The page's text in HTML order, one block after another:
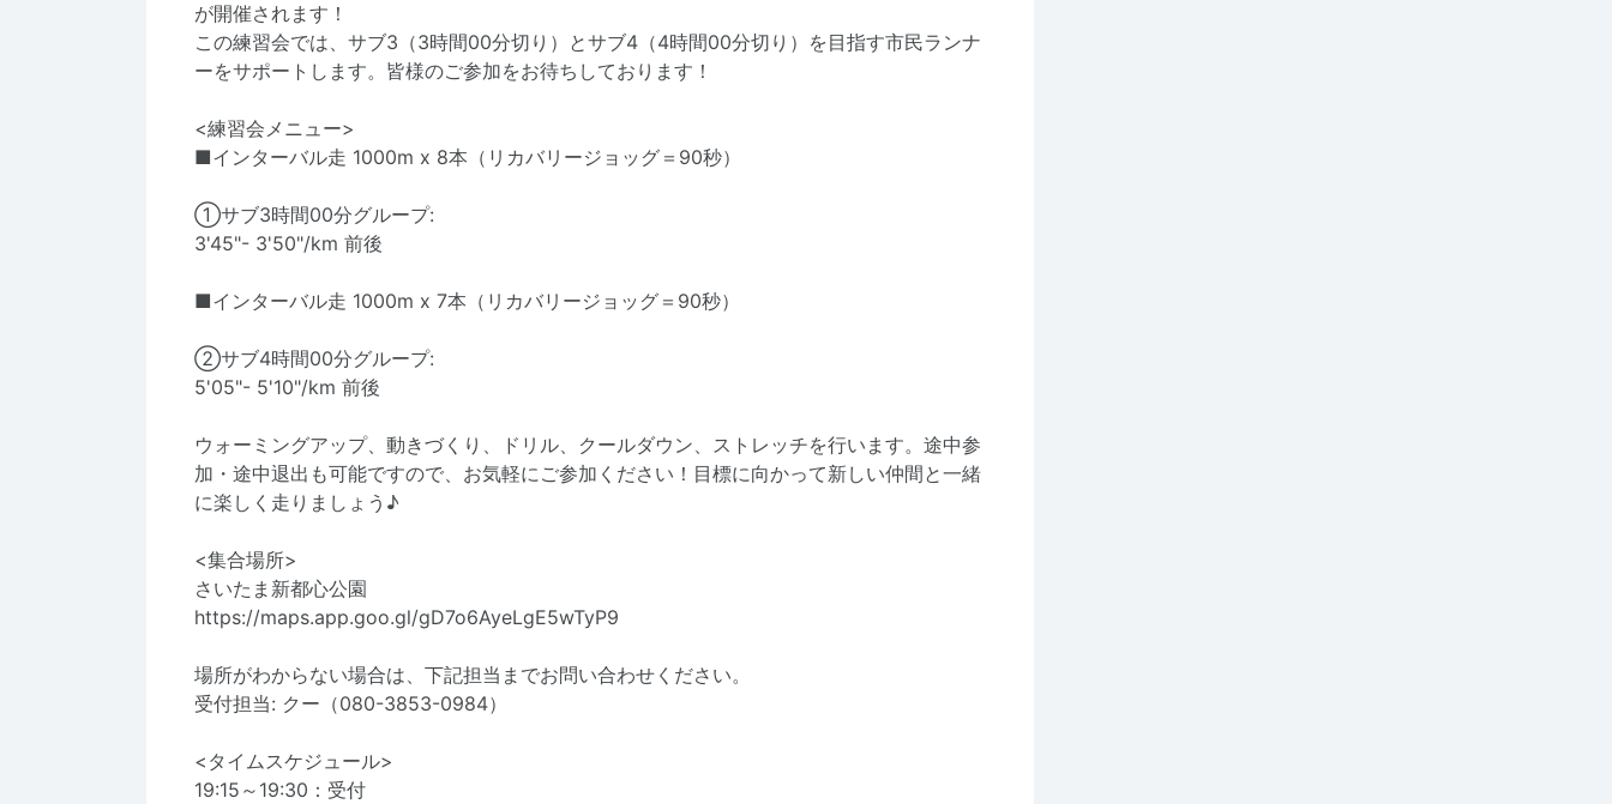
が開催されます！
この練習会では、サブ3（3時間00分切り）とサブ4（4時間00分切り）を目指す市民ランナ
ーをサポートします。皆様のご参加をお待ちしております！
<練習会メニュー>
■インターバル走 1000m x 8本（リカバリージョッグ＝90秒）
①サブ3時間00分グループ:
3'45"- 3'50"/km 前後
■インターバル走 1000m x 7本（リカバリージョッグ＝90秒）
②サブ4時間00分グループ:
5'05"- 5'10"/km 前後
ウォーミングアップ、動きづくり、ドリル、クールダウン、ストレッチを行います。途中参
加・途中退出も可能ですので、お気軽にご参加ください！目標に向かって新しい仲間と一緒
に楽しく走りましょう♪
<集合場所>
さいたま新都心公園
https://maps.app.goo.gl/gD7o6AyeLgE5wTyP9
場所がわからない場合は、下記担当までお問い合わせください。
受付担当: クー（080-3853-0984）
<タイムスケジュール>
19:15～19:30：受付